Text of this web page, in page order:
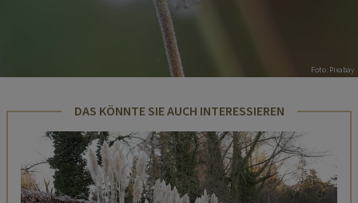
Foto: Pixabay
DAS KÖNNTE SIE AUCH INTERESSIEREN